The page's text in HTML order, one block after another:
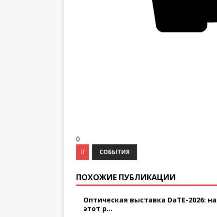
0
СОБЫТИЯ
ПОХОЖИЕ ПУБЛИКАЦИИ
Оптическая выставка DaTE-2026: на
этот р...